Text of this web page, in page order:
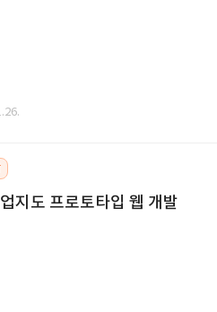
지도 프로토타입 웹 개발